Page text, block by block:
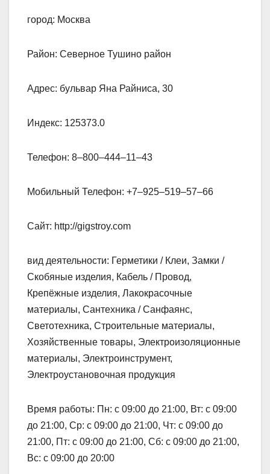
город: Москва
Район: Северное Тушино район
Адрес: бульвар Яна Райниса, 30
Индекс: 125373.0
Телефон: 8‒800‒444‒11‒43
Мобильный Телефон: +7‒925‒519‒57‒66
Сайт: http://gigstroy.com
вид деятельности: Герметики / Клеи, Замки /
Скобяные изделия, Кабель / Провод,
Крепёжные изделия, Лакокрасочные
материалы, Сантехника / Санфаянс,
Светотехника, Строительные материалы,
Хозяйственные товары, Электроизоляционные
материалы, Электроинструмент,
Электроустановочная продукция
Время работы: Пн: с 09:00 до 21:00, Вт: с 09:00
до 21:00, Ср: с 09:00 до 21:00, Чт: с 09:00 до
21:00, Пт: с 09:00 до 21:00, Сб: с 09:00 до 21:00,
Вс: с 09:00 до 20:00